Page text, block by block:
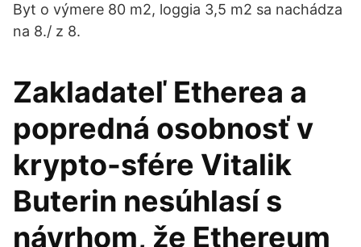
Byt o výmere 80 m2, loggia 3,5 m2 sa nachádza
na 8./ z 8.
Zakladateľ Etherea a
popredná osobnosť v
krypto-sfére Vitalik
Buterin nesúhlasí s
návrhom, že Ethereum